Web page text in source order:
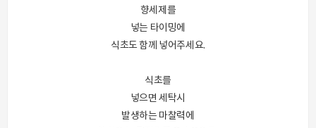
향세제를
넣는 타이밍에
식초도 함께 넣어주세요.
식초를
넣으면 세탁시
발생하는 마찰력에